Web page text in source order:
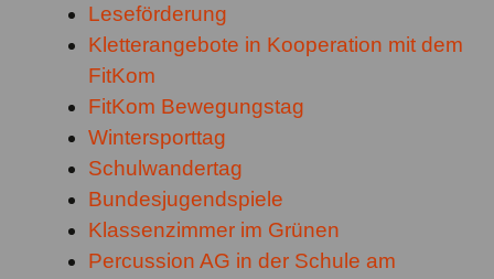
Leseförderung
Kletterangebote in Kooperation mit dem
FitKom
FitKom Bewegungstag
Wintersporttag
Schulwandertag
Bundesjugendspiele
Klassenzimmer im Grünen
Percussion AG in der Schule am